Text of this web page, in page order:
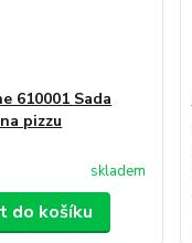
610001 Sada
pizzu
skladem
do košíku